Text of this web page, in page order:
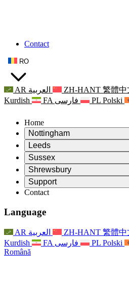
Contact
RO
AR العربية ZH-HANT 繁體中
Kurdish
FA فارسی PL Polski
Home
Nottingham
Review
Președintele revizuirii
Echipa independentă de evaluare
Termeni de referință
Raportul final al evaluării
Întrebări frecvente
Procesul de feedback al familiei
Buletine informative
Renunțare
Evenimente
Leeds
Review
Președintele revizuirii
Echipa independentă de evaluare
Termeni de referință
Contact
Sprijin psihologic pentru familii
Actualizări pentru familii
Evenimente
For Staff
Sprijin pentru personal
Vocile personalului
Sussex
Review
Președintele revizuirii
Echipa independentă de evaluare
Termeni de referință
For Families
Actualizări pentru familii
Evenimente
For Staff
Shrewsbury
Review
Termeni de referință pentru
Raportul final al evaluării
Primul raport al evaluării
For Families
Actualizări
Support
Leeds
Nottingham
Serviciul de asistență psihologică
Sprijin în caz de criză în
Servicii regionale Nottingham
National
Sepsis Charities
Contact
Language
AR العربية ZH-HANT 繁體中
Kurdish
FA فارسی PL Polski
Română